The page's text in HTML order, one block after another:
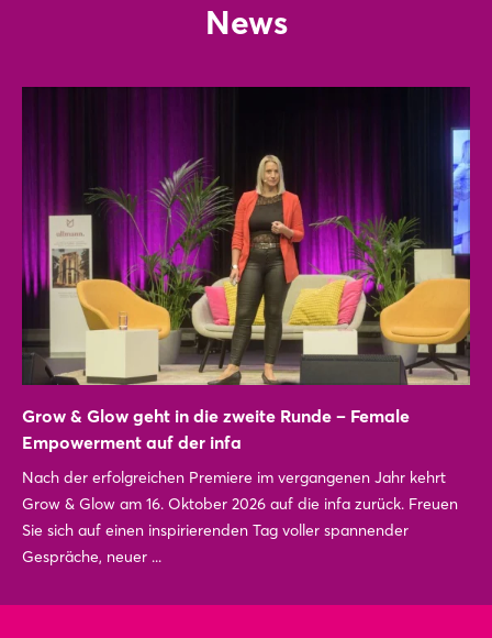
News
Grow & Glow geht in die zweite Runde – Female
Empowerment auf der infa
Nach der erfolgreichen Premiere im vergangenen Jahr kehrt
Grow & Glow am 16. Oktober 2026 auf die infa zurück. Freuen
Sie sich auf einen inspirierenden Tag voller spannender
Gespräche, neuer ...